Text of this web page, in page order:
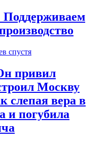
Поддерживаем
спустя
привил
Москву
слепая вера в
и погубила